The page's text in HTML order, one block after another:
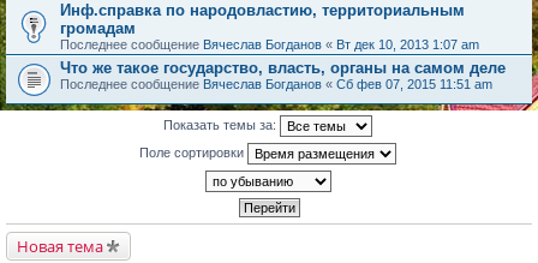
Инф.справка по народовластию, территориальным
громадам
Последнее сообщение Вячеслав Богданов « Вт дек 10, 2013 1:07 am
Что же такое государство, власть, органы на самом деле
Последнее сообщение Вячеслав Богданов « Сб фев 07, 2015 11:51 am
Показать темы за:
Поле сортировки
Новая тема